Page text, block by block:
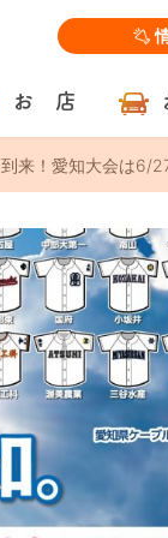
お 店
来！愛知大会は6/